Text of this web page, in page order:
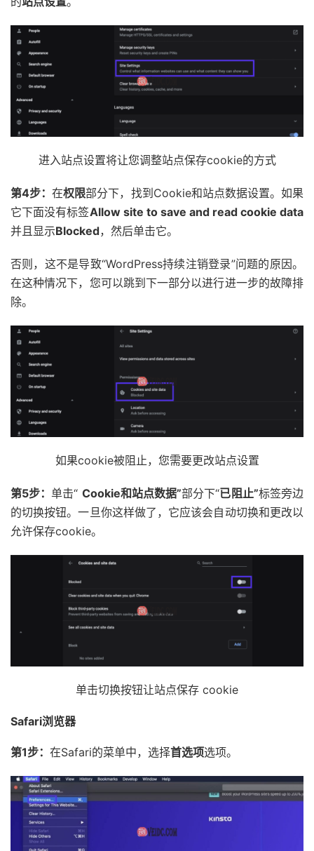
进入站点设置将让您调整站点保存cookie的方式
第4步：在权限部分下，找到Cookie和站点数据设置。如果
它下面没有标签Allow site to save and read cookie data
并且显示Blocked，然后单击它。
否则，这不是导致“WordPress持续注销登录”问题的原因。
在这种情况下，您可以跳到下一部分以进行进一步的故障排
除。
如果cookie被阻止，您需要更改站点设置
第5步：单击“ Cookie和站点数据”部分下“已阻止”标签旁边
的切换按钮。一旦你这样做了，它应该会自动切换和更改以
允许保存cookie。
单击切换按钮让站点保存 cookie
Safari浏览器
第1步： 在Safari的菜单中，选择首选项选项。